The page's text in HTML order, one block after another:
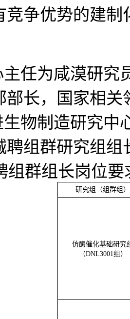
竞争优势的建
任为咸漠研究
部长，国家相关
物制造研究中
聘组群研究组
组群组长岗位要
研究组（组群组）
仿酶催化基础研究
（DNL3001组）